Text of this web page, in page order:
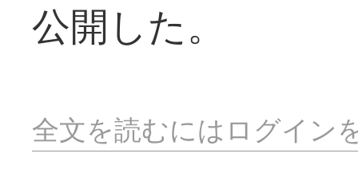
公開した。
全文を読むにはログイン